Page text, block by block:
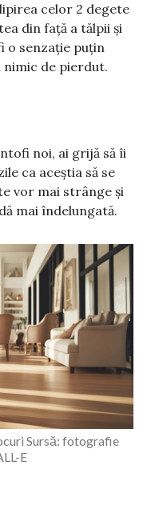
celor 2 degete
din față a tălpii și
o senzație puțin
nimic de pierdut.
noi, ai grijă să îi
ca aceștia să se
vor mai strânge și
mai îndelungată.
Sursă: fotografie
E